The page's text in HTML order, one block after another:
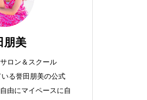
を感じた知床旅行①
マッサージのロミロミ
朋美
ロン＆スクール
る誉田朋美の公式
由にマイペースに自